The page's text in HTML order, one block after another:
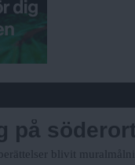
på
blivit